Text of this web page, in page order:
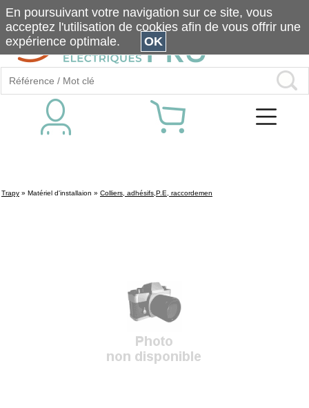
Trapy » Matériel d'installaion » Colliers, adhésifs,P.E, raccordemen
En poursuivant votre navigation sur ce site, vous
acceptez l'utilisation de cookies afin de vous offrir une
expérience optimale.
OK